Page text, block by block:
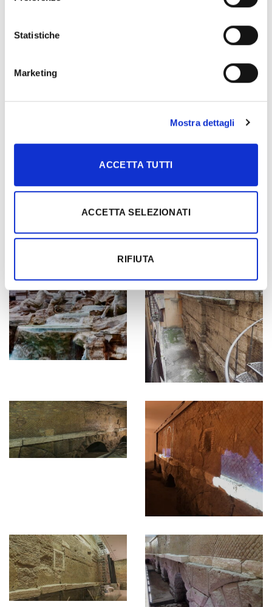
Statistiche
Marketing
Mostra dettagli
ACCETTA TUTTI
ACCETTA SELEZIONATI
RIFIUTA
Modalità di prenotazione
indicando nome, cognome, n° di cellulare
Modalità di pagamento: Bonifico bancario, Paypal
Durata della visita:La visita avrà la durata di due ore
caso di maltempo la visita è confermata.